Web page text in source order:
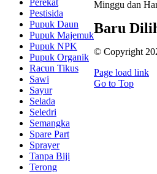
Pestisida
Pupuk Daun
Pupuk Majemuk
Pupuk NPK
Pupuk Organik
Racun Tikus
Sawi
Sayur
Selada
Seledri
Semangka
Spare Part
Sprayer
Tanpa Biji
Terong
Minggu dan
Baru
© Copyright
Page load link
Go to Top